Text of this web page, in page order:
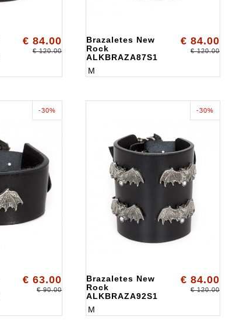
€ 84.00
€ 120.00
Brazaletes New
Rock
ALKBRAZA87S1
€ 84.00
€ 120.00
M
-30%
€ 63.00
€ 90.00
-30%
Brazaletes New
Rock
ALKBRAZA92S1
€ 84.00
€ 120.00
M